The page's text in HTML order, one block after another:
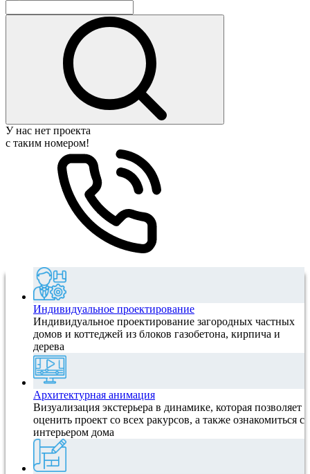
У нас нет проекта
с таким номером!
Индивидуальное проектирование
Индивидуальное проектирование загородных частных
домов и коттеджей из блоков газобетона, кирпича и
дерева
Архитектурная анимация
Визуализация экстерьера в динамике, которая позволяет
оценить проект со всех ракурсов, а также ознакомиться с
интерьером дома